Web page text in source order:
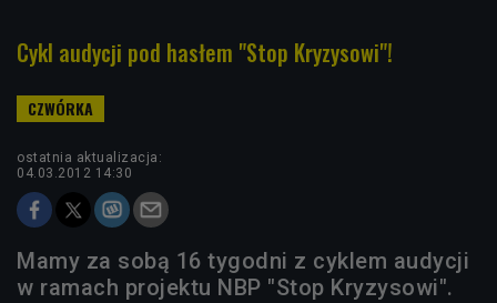
Cykl audycji pod hasłem "Stop Kryzysowi"!
ostatnia aktualizacja:
04.03.2012 14:30
Mamy za sobą 16 tygodni z cyklem audycji
w ramach projektu NBP "Stop Kryzysowi".